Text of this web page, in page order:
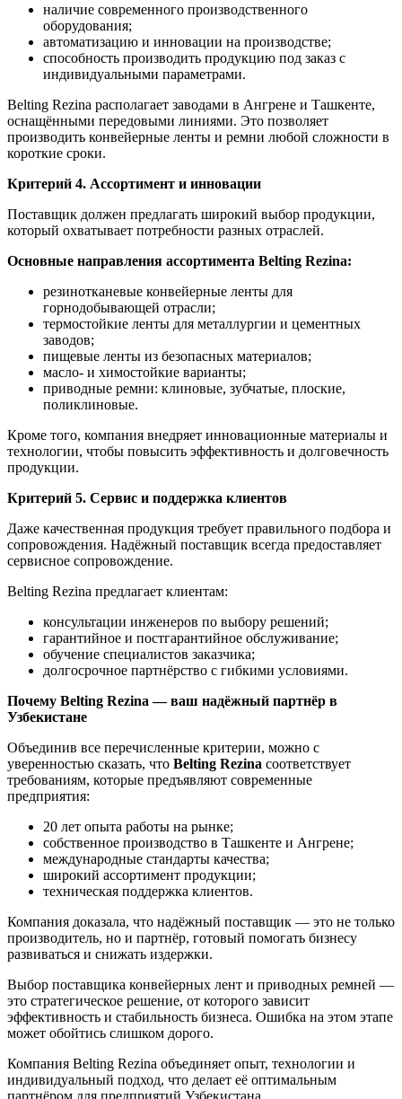
наличие современного производственного
оборудования;
автоматизацию и инновации на производстве;
способность производить продукцию под заказ с
индивидуальными параметрами.
Belting Rezina располагает заводами в Ангрене и Ташкенте,
оснащёнными передовыми линиями. Это позволяет
производить конвейерные ленты и ремни любой сложности в
короткие сроки.
Критерий 4. Ассортимент и инновации
Поставщик должен предлагать широкий выбор продукции,
который охватывает потребности разных отраслей.
Основные направления ассортимента Belting Rezina:
резинотканевые конвейерные ленты для
горнодобывающей отрасли;
термостойкие ленты для металлургии и цементных
заводов;
пищевые ленты из безопасных материалов;
масло- и химостойкие варианты;
приводные ремни: клиновые, зубчатые, плоские,
поликлиновые.
Кроме того, компания внедряет инновационные материалы и
технологии, чтобы повысить эффективность и долговечность
продукции.
Критерий 5. Сервис и поддержка клиентов
Даже качественная продукция требует правильного подбора и
сопровождения. Надёжный поставщик всегда предоставляет
сервисное сопровождение.
Belting Rezina предлагает клиентам:
консультации инженеров по выбору решений;
гарантийное и постгарантийное обслуживание;
обучение специалистов заказчика;
долгосрочное партнёрство с гибкими условиями.
Почему Belting Rezina — ваш надёжный партнёр в
Узбекистане
Объединив все перечисленные критерии, можно с
уверенностью сказать, что Belting Rezina соответствует
требованиям, которые предъявляют современные
предприятия:
20 лет опыта работы на рынке;
собственное производство в Ташкенте и Ангрене;
международные стандарты качества;
широкий ассортимент продукции;
техническая поддержка клиентов.
Компания доказала, что надёжный поставщик — это не только
производитель, но и партнёр, готовый помогать бизнесу
развиваться и снижать издержки.
Выбор поставщика конвейерных лент и приводных ремней —
это стратегическое решение, от которого зависит
эффективность и стабильность бизнеса. Ошибка на этом этапе
может обойтись слишком дорого.
Компания Belting Rezina объединяет опыт, технологии и
индивидуальный подход, что делает её оптимальным
партнёром для предприятий Узбекистана.